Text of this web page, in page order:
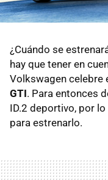
¿Cuándo se
hay que tener en
Volkswagen celebre
GTI. Para entonces
ID.2 deportivo, por
para estrenarlo.